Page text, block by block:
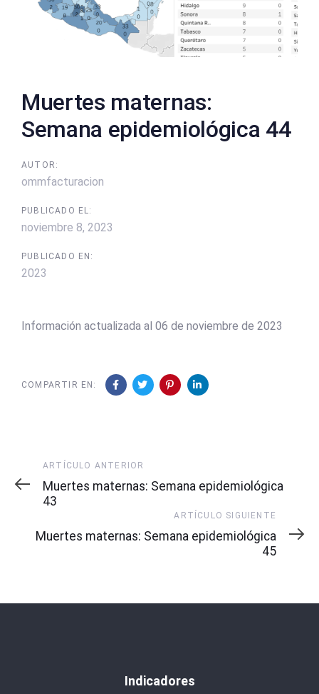
Muertes maternas:
Semana epidemiológica 44
AUTOR:
ommfacturacion
PUBLICADO EL:
noviembre 8, 2023
PUBLICADO EN:
2023
Información actualizada al 06 de noviembre de 2023
COMPARTIR EN:
Artículo
Anterior
ARTÍCULO ANTERIOR
Muertes maternas: Semana epidemiológica
43
Siguiente
ARTÍCULO SIGUIENTE
Muertes maternas: Semana epidemiológica
45
Indicadores